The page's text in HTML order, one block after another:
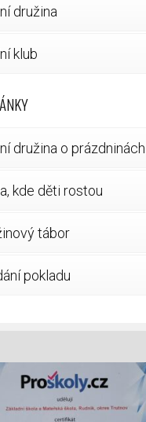
družina
klub
družina o prázdninách
kde děti rostou
tábor
pokladu